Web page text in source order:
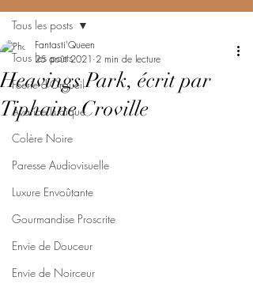
Tous les posts
Féerie d'Orgueil
Avarice Ludique
Colère Noire
Paresse Audiovisuelle
Luxure Envoûtante
Gourmandise Proscrite
Envie de Douceur
Envie de Noirceur
Tous les posts
Heavings Park, écrit par
Tiphaine Croville
Fantasti'Queen
25 août 2021 2 min de lecture